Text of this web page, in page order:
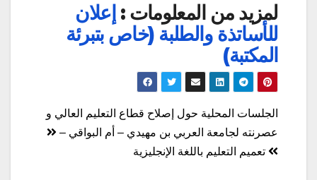
لمزيد من المعلومات : إعلان
للأساتذة والطلبة (خاص بتبرئة
المكتبة)
تصفّح
المقالات
الجلسات المحلية حول إصلاح قطاع التعليم العالي و
عصرنته لجامعة العربي بن مهيدي – أم البواقي –
تعميم التعليم باللغة الإنجليزية